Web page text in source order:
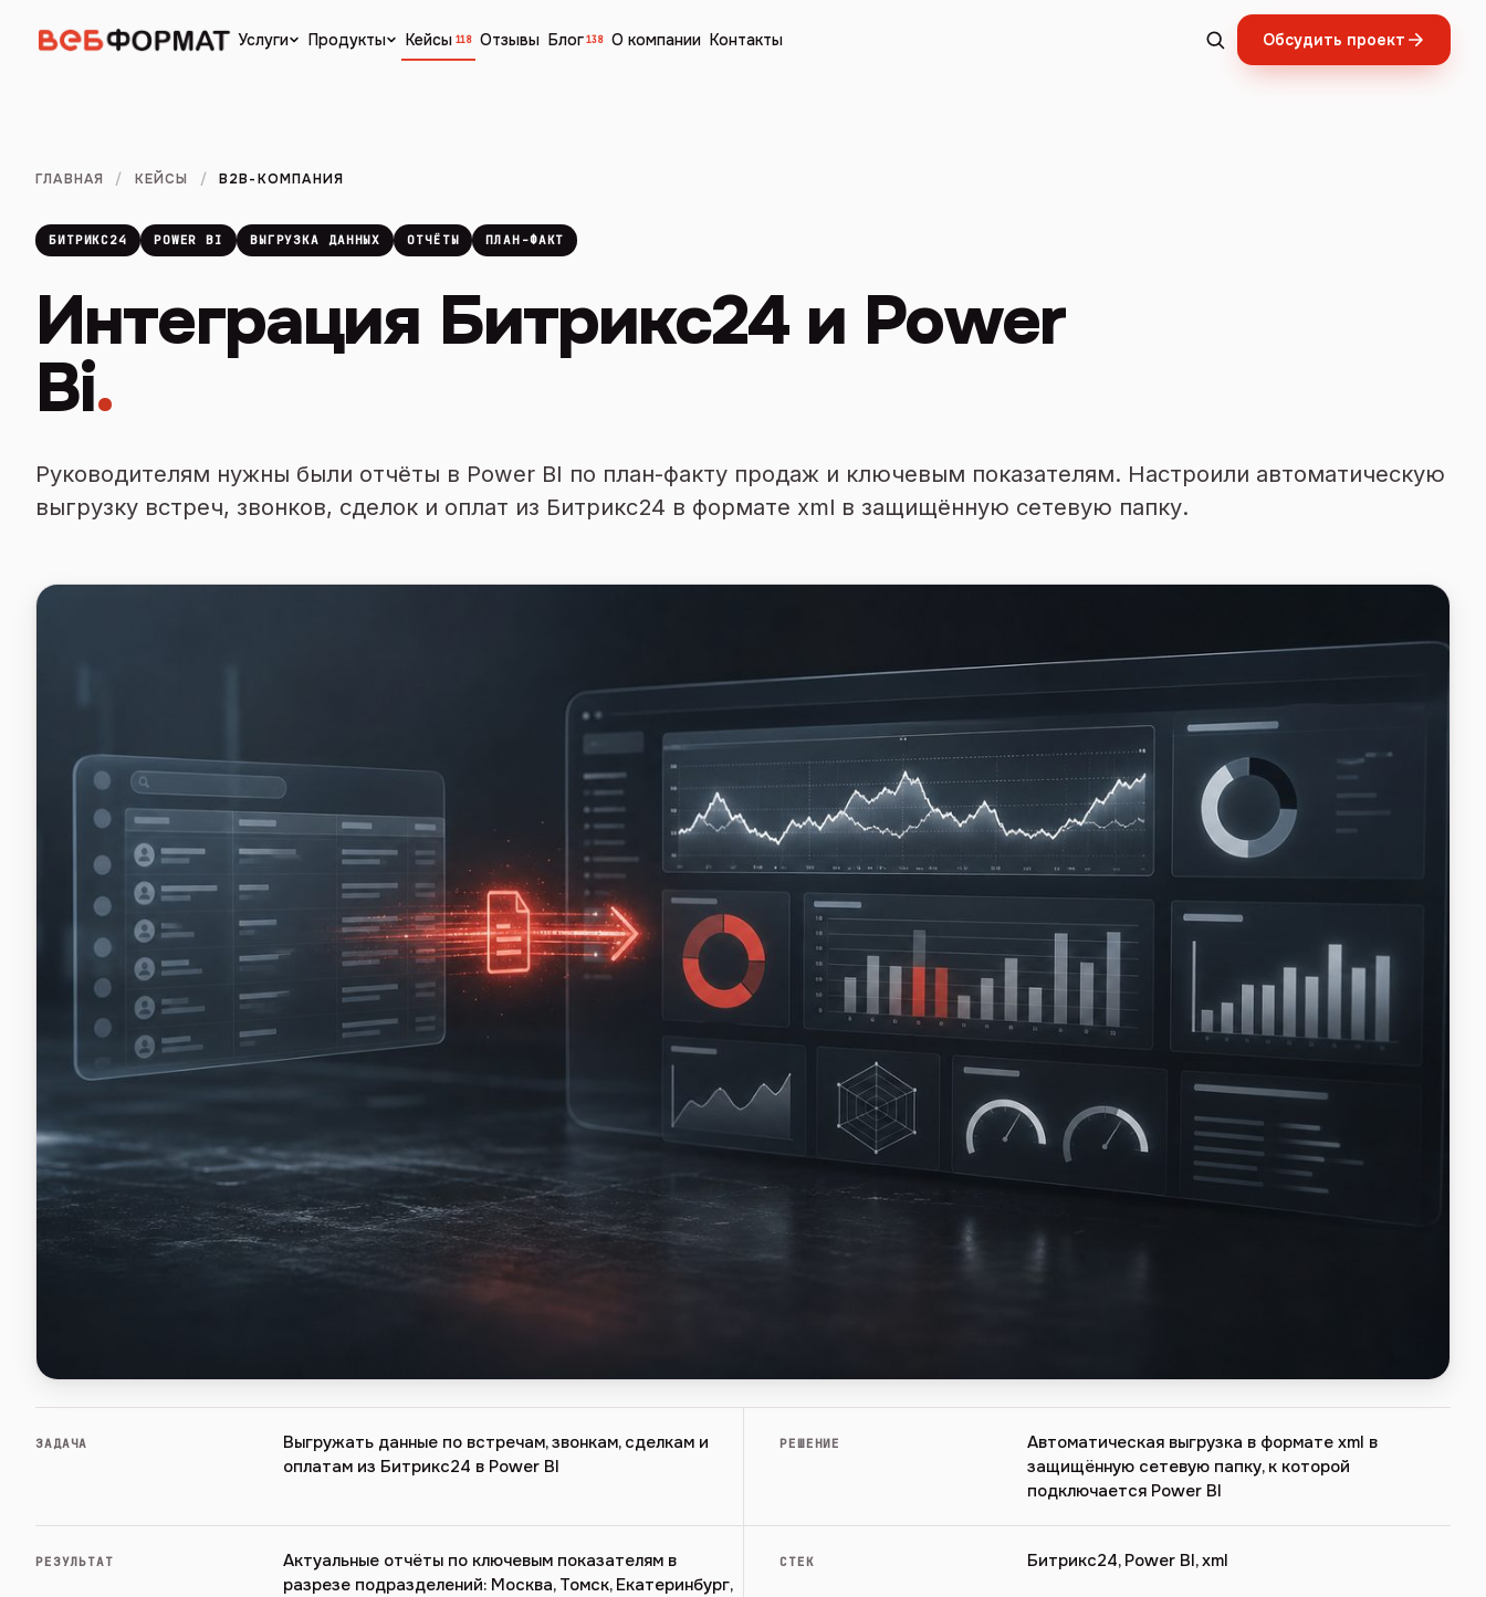
Услуги Продукты Кейсы 118 Отзывы Блог 138 О компании Контакты Обсудить проект
ГЛАВНАЯ / КЕЙСЫ / B2B-КОМПАНИЯ
БИТРИКС24 POWER BI ВЫГРУЗКА ДАННЫХ ОТЧЁТЫ ПЛАН-ФАКТ
Интеграция Битрикс24 и Power
Bi.
Руководителям нужны были отчёты в Power BI по план-факту продаж и ключевым показателям. Настроили автоматическую
выгрузку встреч, звонков, сделок и оплат из Битрикс24 в формате xml в защищённую сетевую папку.
ЗАДАЧА
Выгружать данные по встречам, звонкам, сделкам и
оплатам из Битрикс24 в Power BI
РЕШЕНИЕ
Автоматическая выгрузка в формате xml в
защищённую сетевую папку, к которой
подключается Power BI
РЕЗУЛЬТАТ
Актуальные отчёты по ключевым показателям в
разрезе подразделений: Москва, Томск, Екатеринбург,
СТЕК Битрикс24, Power BI, xml